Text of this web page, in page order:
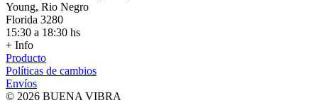
Young, Rio Negro
Florida 3280
15:30 a 18:30 hs
+ Info
Producto
Políticas de cambios
Envíos
© 2026 BUENA VIBRA